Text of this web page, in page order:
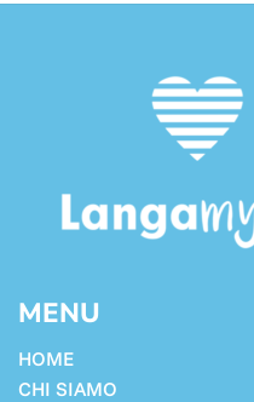
MENU
HOME
CHI SIAMO